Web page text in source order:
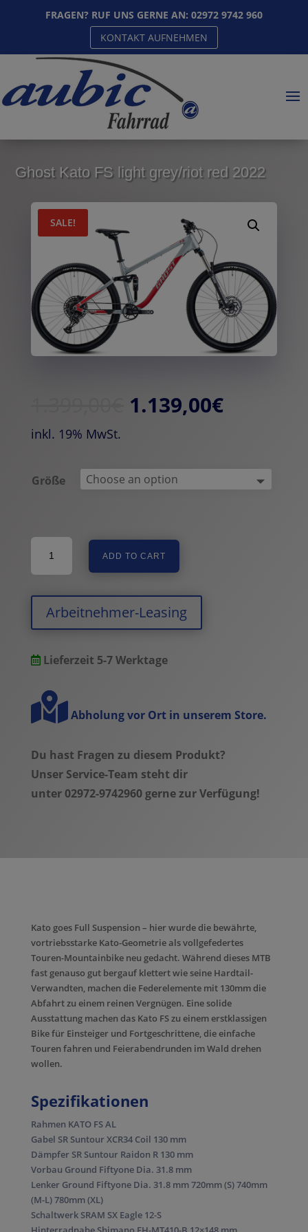
FRAGEN? RUF UNS GERNE AN: 02972 9742 960
KONTAKT AUFNEHMEN
Ghost Kato FS light grey/riot red 2022
SALE!
1.139,00€
inkl. 19% MwSt.
Größe
Kato
FS
light
grey/riot
red
quantity
ADD TO CART
Arbeitnehmer-Leasing
Lieferzeit 5-7 Werktage
Abholung vor Ort in unserem Store.
Du hast Fragen zu diesem Produkt?
Unser Service-Team steht dir
unter 02972-9742960 gerne zur Verfügung!
Kato goes Full Suspension – hier wurde die bewährte,
vortriebsstarke Kato-Geometrie als vollgefedertes
Touren-Mountainbike neu gedacht. Während dieses MTB
fast genauso gut bergauf klettert wie seine Hardtail-
Verwandten, machen die Federelemente mit 130mm die
Abfahrt zu einem reinen Vergnügen. Eine solide
Ausstattung machen das Kato FS zu einem erstklassigen
Bike für Einsteiger und Fortgeschrittene, die einfache
Touren fahren und Feierabendrunden im Wald drehen
wollen.
Spezifikationen
Rahmen KATO FS AL
Gabel SR Suntour XCR34 Coil 130 mm
Dämpfer SR Suntour Raidon R 130 mm
Vorbau Ground Fiftyone Dia. 31.8 mm
Lenker Ground Fiftyone Dia. 31.8 mm 720mm (S) 740mm
(M-L) 780mm (XL)
Schaltwerk SRAM SX Eagle 12-S